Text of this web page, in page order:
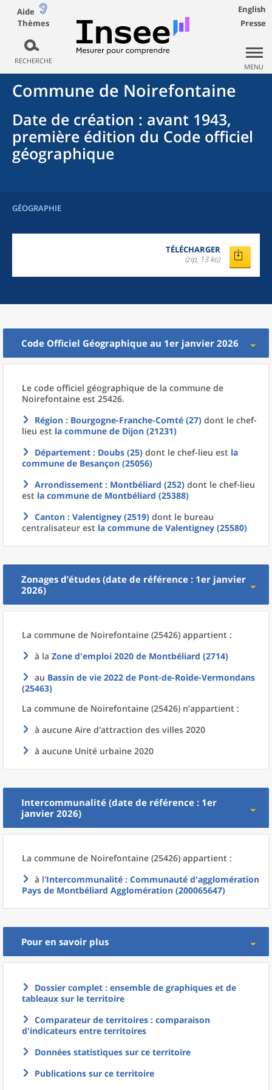
Aide
Thèmes
RECHERCHE
English
Presse
MENU
Commune de Noirefontaine
Date de création : avant 1943,
première édition du Code officiel
géographique
GÉOGRAPHIE
TÉLÉCHARGER
(zip, 13 ko)
Code Officiel Géographique au 1er janvier 2026
Le code officiel géographique de la commune de
Noirefontaine est 25426.
Région : Bourgogne-Franche-Comté (27) dont le chef-
lieu est la commune de Dijon (21231)
Département : Doubs (25) dont le chef-lieu est la
commune de Besançon (25056)
Arrondissement : Montbéliard (252) dont le chef-lieu
est la commune de Montbéliard (25388)
Canton : Valentigney (2519) dont le bureau
centralisateur est la commune de Valentigney (25580)
Zonages d’études (date de référence : 1er janvier
2026)
La commune de Noirefontaine (25426) appartient :
à la Zone d'emploi 2020 de Montbéliard (2714)
au Bassin de vie 2022 de Pont-de-Roide-Vermondans
(25463)
La commune de Noirefontaine (25426) n’appartient :
à aucune Aire d'attraction des villes 2020
à aucune Unité urbaine 2020
Intercommunalité (date de référence : 1er
janvier 2026)
La commune de Noirefontaine (25426) appartient :
à l'Intercommunalité : Communauté d'agglomération
Pays de Montbéliard Agglomération (200065647)
Pour en savoir plus
Dossier complet : ensemble de graphiques et de
tableaux sur le territoire
Comparateur de territoires : comparaison
d'indicateurs entre territoires
Données statistiques sur ce territoire
Publications sur ce territoire